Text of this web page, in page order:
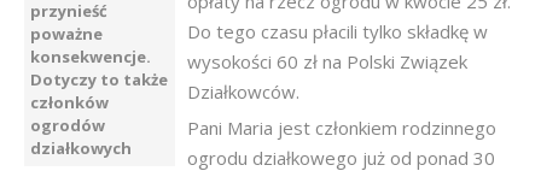
przynieść
poważne
konsekwencje.
Dotyczy to także
członków
ogrodów
działkowych
Do tego czasu płacili tylko składkę w
wysokości 60 zł na Polski Związek
Działkowców.
Pani Maria jest członkiem rodzinnego
ogrodu działkowego już od ponad 30